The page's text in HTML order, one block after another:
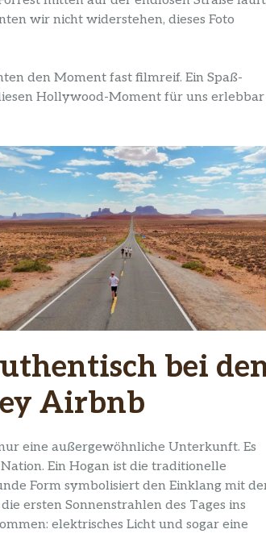
wir nicht widerstehen, dieses Foto
den Moment fast filmreif. Ein Spaß-
Hollywood-Moment für uns erlebbar
bei
Airbnb
eine außergewöhnliche Unterkunft. Es
Ein Hogan ist die traditionelle
Form symbolisiert den Einklang mit
ersten Sonnenstrahlen des Tages ins
elektrisches Licht und sogar eine